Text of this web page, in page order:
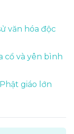
văn hóa độc
cổ và yên bình
giáo lớn